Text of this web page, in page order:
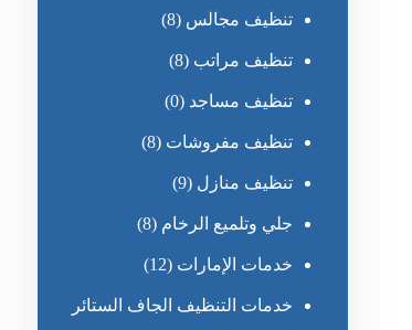
تنظيف مجالس (8)
تنظيف مراتب (8)
تنظيف مساجد (0)
تنظيف مفروشات (8)
تنظيف منازل (9)
جلي وتلميع الرخام (8)
خدمات الإمارات (12)
خدمات التنظيف الجاف الستائر